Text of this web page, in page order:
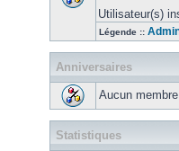
Utilisateur(s)
Légende ::
Anniversaires
Aucun
Statistiques